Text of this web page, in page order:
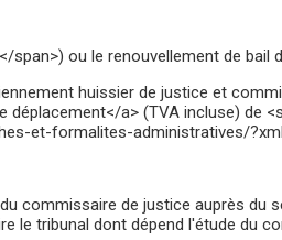
span>) ou le renouvellement de
huissier de justice et
a> (TVA incluse) de
et-formalites-administratives/
commissaire de justice auprès
le tribunal dont dépend l'étude du